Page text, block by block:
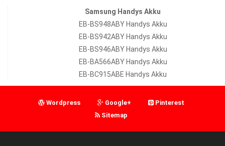
Samsung Handys Akku
EB-BS948ABY Handys Akku
EB-BS942ABY Handys Akku
EB-BS946ABY Handys Akku
EB-BA566ABY Handys Akku
EB-BC915ABE Handys Akku
Wordpress Google+
Pinterest
Sitemap